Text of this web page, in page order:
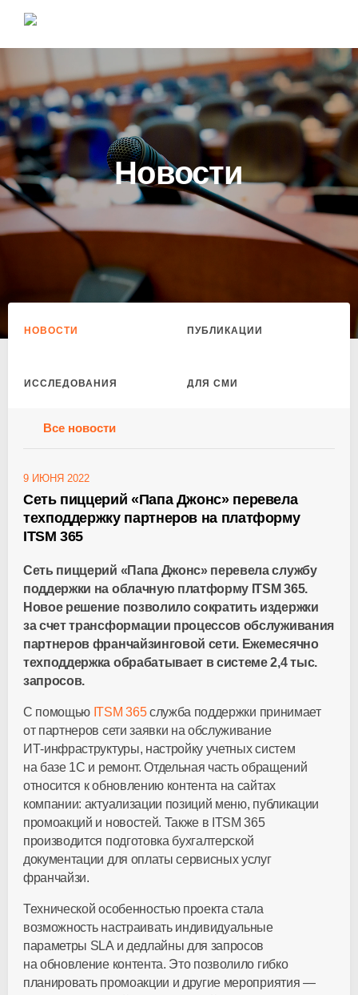
Новости
НОВОСТИ ПУБЛИКАЦИИ
ИССЛЕДОВАНИЯ ДЛЯ СМИ
Все новости
9 ИЮНЯ 2022
Сеть пиццерий «Папа Джонс» перевела
техподдержку партнеров на платформу
ITSM 365
Сеть пиццерий «Папа Джонс» перевела службу
поддержки на облачную платформу ITSM 365.
Новое решение позволило сократить издержки
за счет трансформации процессов обслуживания
партнеров франчайзинговой сети. Ежемесячно
техподдержка обрабатывает в системе 2,4 тыс.
запросов.
С помощью ITSM 365служба поддержки принимает
от партнеров сети заявки на обслуживание
ИТ-инфраструктуры, настройку учетных систем
на базе 1С и ремонт. Отдельная часть обращений
относится к обновлению контента на сайтах
компании: актуализации позиций меню, публикации
промоакций и новостей. Также в ITSM 365
производится подготовка бухгалтерской
документации для оплаты сервисных услуг
франчайзи.
Технической особенностью проекта стала
возможность настраивать индивидуальные
параметры SLA и дедлайны для запросов
на обновление контента. Это позволило гибко
планировать промоакции и другие мероприятия —